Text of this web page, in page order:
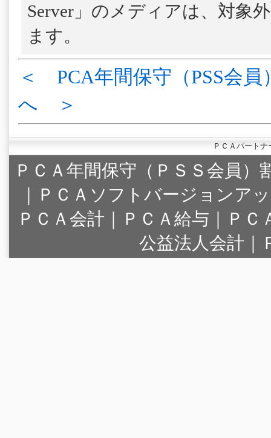
Server」のメディアは、対象
ます。
＜ PCA年間保守（PSS会員
へ ＞
ＰＣＡパート
ＰＣＡ年間保守（ＰＳＳ会員）
｜
ＰＣＡソフトバージョンア
ＰＣＡ会計｜ＰＣＡ給与｜Ｐ
公益法人会計｜